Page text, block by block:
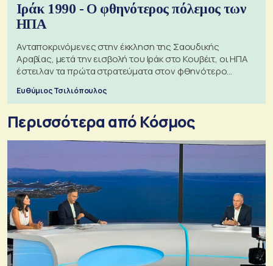
Ιράκ 1990 - Ο φθηνότερος πόλεμος των
ΗΠΑ
Ανταποκρινόμενες στην έκκληση της Σαουδικής
Αραβίας, μετά την εισβολή του Ιράκ στο Κουβέιτ, οι ΗΠΑ
έστειλαν τα πρώτα στρατεύματα στον φθηνότερο
Ευθύμιος Τσιλιόπουλος
Περισσότερα από Κόσμος